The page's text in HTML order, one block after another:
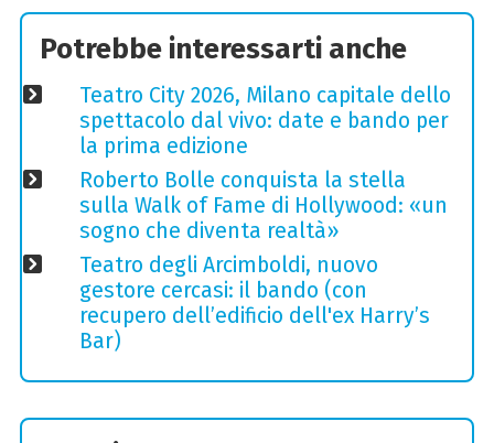
Potrebbe interessarti anche
Teatro City 2026, Milano capitale dello
spettacolo dal vivo: date e bando per
la prima edizione
Roberto Bolle conquista la stella
sulla Walk of Fame di Hollywood: «un
sogno che diventa realtà»
Teatro degli Arcimboldi, nuovo
gestore cercasi: il bando (con
recupero dell’edificio dell'ex Harry’s
Bar)